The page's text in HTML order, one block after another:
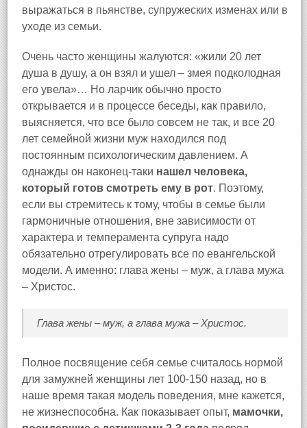
выражаться в пьянстве, супружеских изменах или в
уходе из семьи.
Очень часто женщины жалуются: «жили 20 лет
душа в душу, а он взял и ушел – змея подколодная
его увела»… Но ларчик обычно просто
открывается и в процессе беседы, как правило,
выясняется, что все было совсем не так, и все 20
лет семейной жизни муж находился под
постоянным психологическим давлением. А
однажды он наконец-таки нашел человека,
который готов смотреть ему в рот. Поэтому,
если вы стремитесь к тому, чтобы в семье были
гармоничные отношения, вне зависимости от
характера и темперамента супруга надо
обязательно отрегулировать все по евангельской
модели. А именно: глава жены – муж, а глава мужа
– Христос.
Глава жены – муж, а глава мужа – Христос.
Полное посвящение себя семье считалось нормой
для замужней женщины лет 100-150 назад, но в
наше время такая модель поведения, мне кажется,
не жизнеспособна. Как показывает опыт, мамочки,